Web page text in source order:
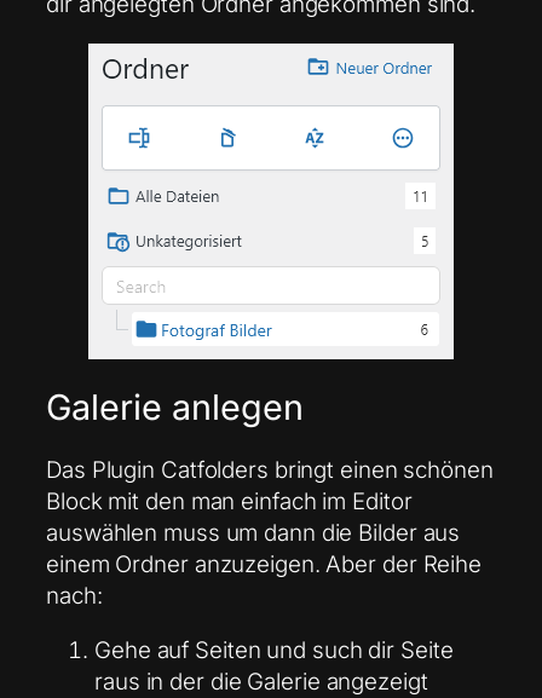
Galerie anlegen
Das Plugin Catfolders bringt einen schönen
Block mit den man einfach im Editor
auswählen muss um dann die Bilder aus
einem Ordner anzuzeigen. Aber der Reihe
nach:
Gehe auf Seiten und such dir Seite
raus in der die Galerie angezeigt